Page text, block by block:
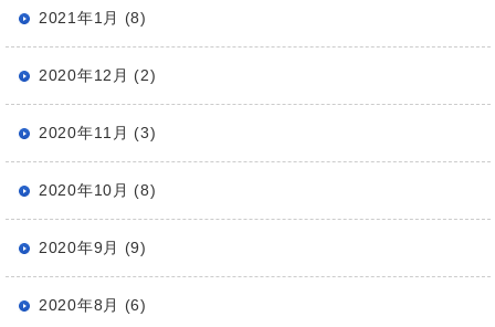
2021年1月 (8)
2020年12月 (2)
2020年11月 (3)
2020年10月 (8)
2020年9月 (9)
2020年8月 (6)